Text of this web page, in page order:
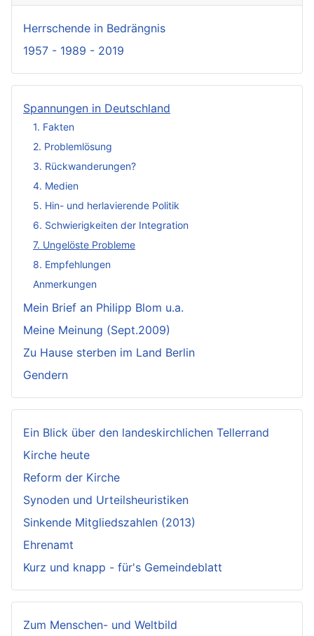
Herrschende in Bedrängnis
1957 - 1989 - 2019
Spannungen in Deutschland
1. Fakten
2. Problemlösung
3. Rückwanderungen?
4. Medien
5. Hin- und herlavierende Politik
6. Schwierigkeiten der Integration
7. Ungelöste Probleme
8. Empfehlungen
Anmerkungen
Mein Brief an Philipp Blom u.a.
Meine Meinung (Sept.2009)
Zu Hause sterben im Land Berlin
Gendern
Ein Blick über den landeskirchlichen Tellerrand
Kirche heute
Reform der Kirche
Synoden und Urteilsheuristiken
Sinkende Mitgliedszahlen (2013)
Ehrenamt
Kurz und knapp - für's Gemeindeblatt
Zum Menschen- und Weltbild